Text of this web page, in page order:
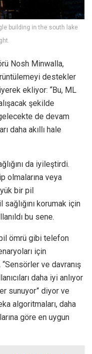
building in the south lake
Nosh Minwalla,
destekler
ekliyor: “Bu, ML
şekilde
de devam
daha akıllı hale
da iyileştirdi.
olmalarına veya
bir pil
korumak için
bu sene.
ömrü gibi telefon
için
ve davranış
daha iyi anlıyor
sunuyor” diyor ve
algoritmaları, daha
göre en uygun